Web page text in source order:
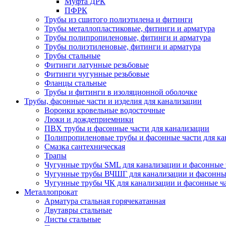
ПФРК
Трубы из сшитого полиэтилена и фитинги
Трубы металлопластиковые, фитинги и арматура
Трубы полипропиленовые, фитинги и арматура
Трубы полиэтиленовые, фитинги и арматура
Трубы стальные
Фитинги латунные резьбовые
Фитинги чугунные резьбовые
Фланцы стальные
Трубы и фитинги в изоляционной оболочке
Трубы, фасонные части и изделия для канализации
Воронки кровельные водосточные
Люки и дождеприемники
ПВХ трубы и фасонные части для канализации
Полипропиленовые трубы и фасонные части для
Смазка сантехническая
Трапы
Чугунные трубы SML для канализации и фасонные
Чугунные трубы ВЧШГ для канализации и
Чугунные трубы ЧК для канализации и фасонные
Металлопрокат
Арматура стальная горячекатанная
Двутавры стальные
Листы стальные